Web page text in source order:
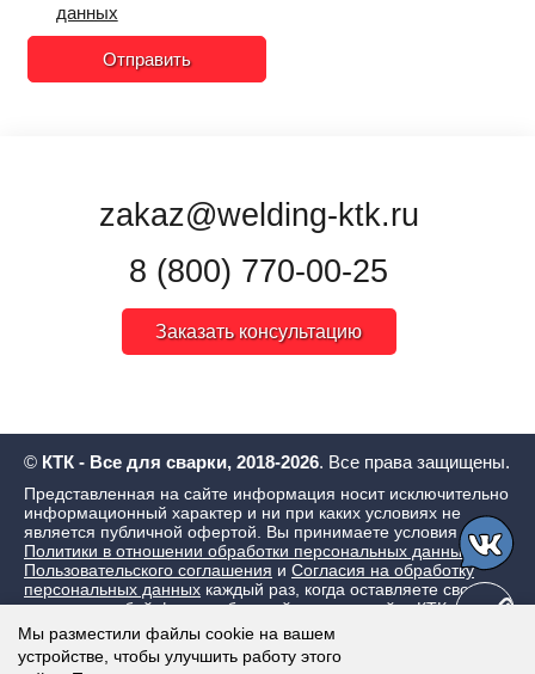
данных
Отправить
zakaz@welding-ktk.ru
8 (800) 770-00-25
Заказать консультацию
Мы разместили файлы cookie на вашем
устройстве, чтобы улучшить работу этого
© КТК - Все для сварки, 2018-2026. Все права защищены.
Представленная на сайте информация носит исключительно
информационный характер и ни при каких условиях не
является публичной офертой. Вы принимаете условия
Политики в отношении обработки персональных данных ,
Пользовательского соглашения и Согласия на обработку
персональных данных каждый раз, когда оставляете свои
данные в любой форме обратной связи на сайте КТК - Все
для сварки